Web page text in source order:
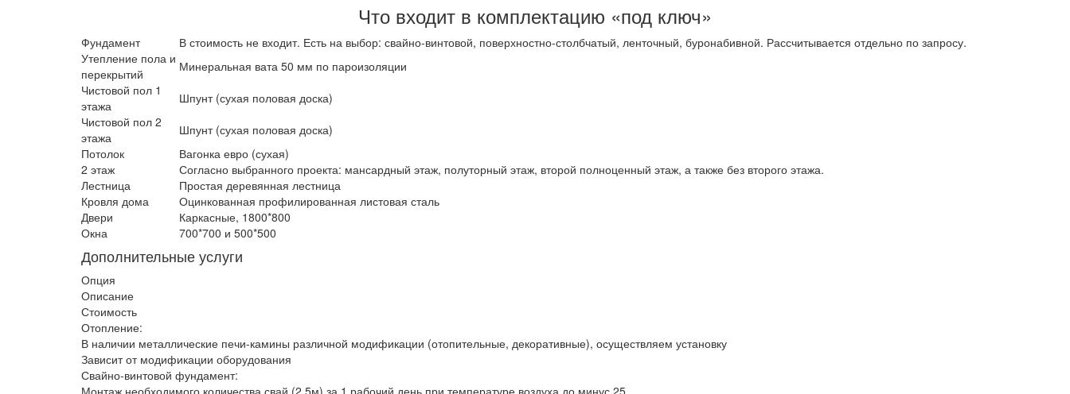
Что входит в комплектацию «под ключ»
Фундамент
В стоимость не входит. Есть на выбор: свайно-винтовой, поверхностно-столбчатый, ленточный, буронабивной. Рассчитывается отдельно по запросу.
Утепление пола и
перекрытий
Минеральная вата 50 мм по пароизоляции
Чистовой пол 1
этажа
Шпунт (сухая половая доска)
Чистовой пол 2
этажа
Шпунт (сухая половая доска)
Потолок
Вагонка евро (сухая)
2 этаж
Согласно выбранного проекта: мансардный этаж, полуторный этаж, второй полноценный этаж, а также без второго этажа.
Лестница
Простая деревянная лестница
Кровля дома
Оцинкованная профилированная листовая сталь
Двери
Каркасные, 1800*800
Окна
700*700 и 500*500
Дополнительные услуги
Опция
Описание
Стоимость
Отопление:
В наличии металлические печи-камины различной модификации (отопительные, декоративные), осуществляем установку
Зависит от модификации оборудования
Свайно-винтовой фундамент:
Монтаж необходимого количества свай (2,5м) за 1 рабочий день при температуре воздуха до минус 25